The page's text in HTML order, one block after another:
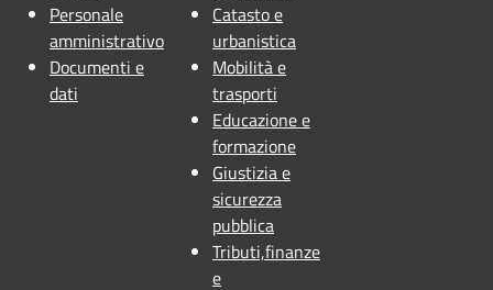
Personale
amministrativo
Documenti e
dati
Catasto e
urbanistica
Mobilità e
trasporti
Educazione e
formazione
Giustizia e
sicurezza
pubblica
Tributi,finanze
e